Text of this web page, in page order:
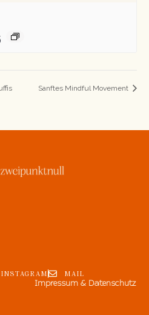
Sanftes Mindful Movement
INSTAGRAM MAIL
Impressum & Datenschutz